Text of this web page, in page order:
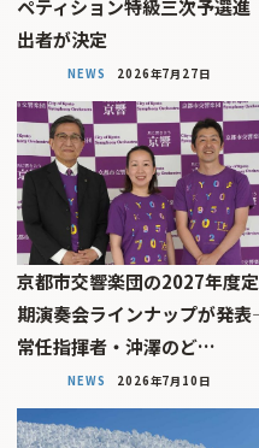
ペティション特級三次予選進
出者が決定
NEWS 2026年7月27日
京都市交響楽団の2027年度定
期演奏会ラインナップが発表――
常任指揮者・沖澤のど…
NEWS 2026年7月10日